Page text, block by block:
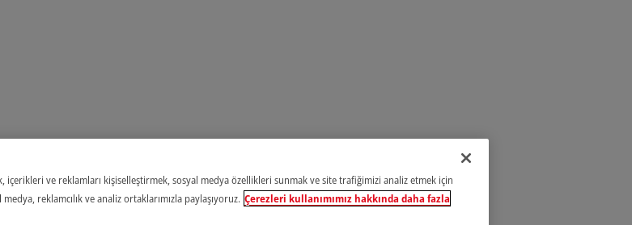
içerikleri ve reklamları kişiselleştirmek, sosyal medya özellikleri sunmak ve site trafiğimizi analiz etmek için
reklamcılık ve analiz ortaklarımızla paylaşıyoruz. Çerezleri kullanımımız hakkında daha fazla